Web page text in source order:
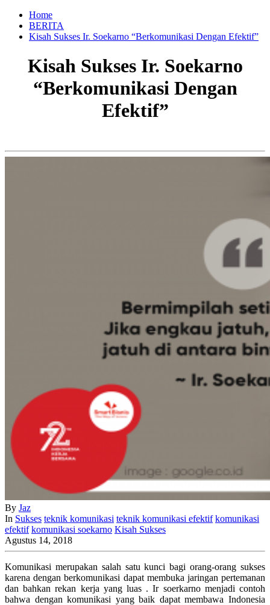
Home
BERITA
Kisah Sukses Ir. Soekarno “Berkomunikasi Dengan Efektif”
Kisah Sukses Ir. Soekarno
“Berkomunikasi Dengan
Efektif”
By Jaz
In Sukses teknik komunikasi teknik komunikasi efektif komunikasi
efektif komunikasi soekarno Kisah Sukses
Agustus 14, 2018
Komunikasi merupakan salah satu kunci bagi orang-orang sukses
karena dengan berkomunikasi dapat membuka jaringan pertemanan
dan bahkan rekan kerja yang luas . Ir soerkarno menjadi contoh
bahwa dengan komunikasi yang baik dapat membawa Indonesia